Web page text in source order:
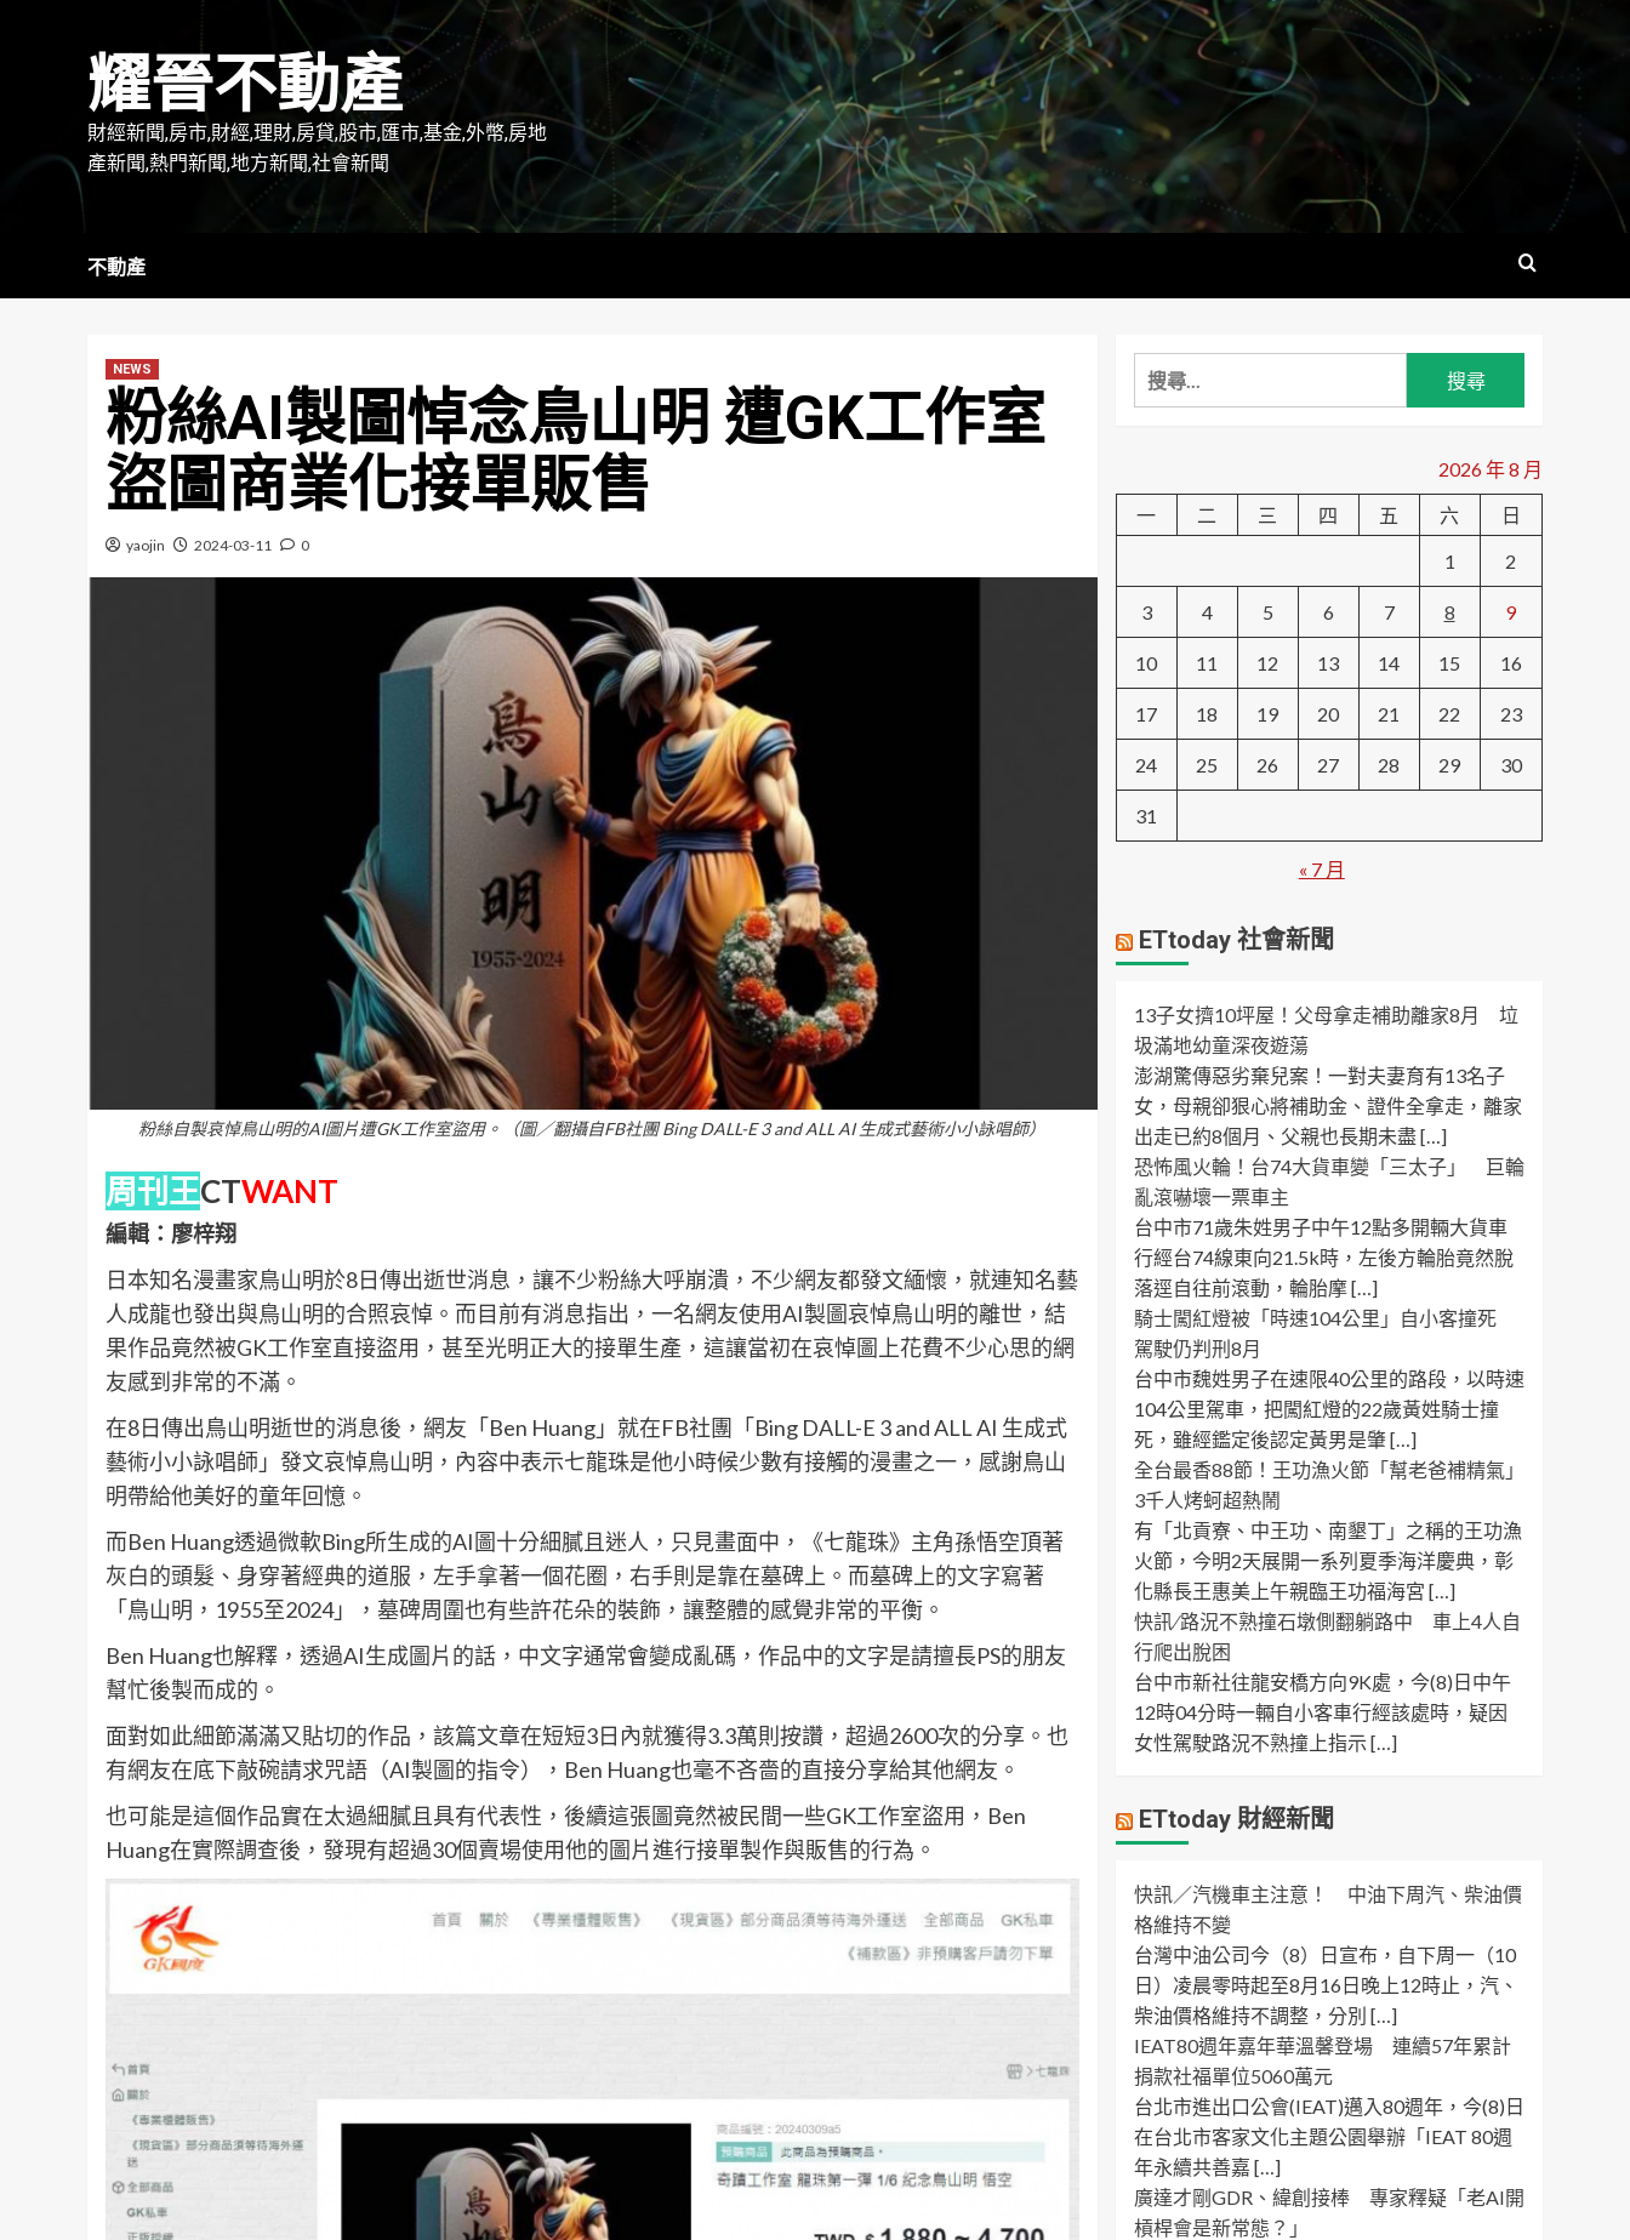
耀晉不動產
財經新聞,房市,財經,理財,房貸,股市,匯市,基金,外幣,房地
產新聞,熱門新聞,地方新聞,社會新聞
不動產
NEWS
粉絲AI製圖悼念鳥山明 遭GK工作室
盜圖商業化接單販售
yaojin 2024-03-11 0
粉絲自製哀悼鳥山明的AI圖片遭GK工作室盜用。（圖／翻攝自FB社團 Bing DALL-E 3 and ALL AI 生成式藝術小小詠唱師）
周刊王CTWANT
編輯：廖梓翔
日本知名漫畫家鳥山明於8日傳出逝世消息，讓不少粉絲大呼崩潰，不少網友都發文緬懷，就連知名藝
人成龍也發出與鳥山明的合照哀悼。而目前有消息指出，一名網友使用AI製圖哀悼鳥山明的離世，結
果作品竟然被GK工作室直接盜用，甚至光明正大的接單生產，這讓當初在哀悼圖上花費不少心思的網
友感到非常的不滿。
在8日傳出鳥山明逝世的消息後，網友「Ben Huang」就在FB社團「Bing DALL-E 3 and ALL AI 生成式
藝術小小詠唱師」發文哀悼鳥山明，內容中表示七龍珠是他小時候少數有接觸的漫畫之一，感謝鳥山
明帶給他美好的童年回憶。
而Ben Huang透過微軟Bing所生成的AI圖十分細膩且迷人，只見畫面中，《七龍珠》主角孫悟空頂著
灰白的頭髮、身穿著經典的道服，左手拿著一個花圈，右手則是靠在墓碑上。而墓碑上的文字寫著
「鳥山明，1955至2024」，墓碑周圍也有些許花朵的裝飾，讓整體的感覺非常的平衡。
Ben Huang也解釋，透過AI生成圖片的話，中文字通常會變成亂碼，作品中的文字是請擅長PS的朋友
幫忙後製而成的。
面對如此細節滿滿又貼切的作品，該篇文章在短短3日內就獲得3.3萬則按讚，超過2600次的分享。也
有網友在底下敲碗請求咒語（AI製圖的指令），Ben Huang也毫不吝嗇的直接分享給其他網友。
也可能是這個作品實在太過細膩且具有代表性，後續這張圖竟然被民間一些GK工作室盜用，Ben
Huang在實際調查後，發現有超過30個賣場使用他的圖片進行接單製作與販售的行為。
搜
尋
字:
2026 年 8 月
一
二 三 四 五 六
日
1
2
3 4 5 6 7 8 9
10 11 12 13 14 15 16
17 18 19 20 21 22 23
24 25 26 27 28 29 30
31
« 7 月
ETtoday 社會新聞
13子女擠10坪屋！父母拿走補助離家8月 垃
圾滿地幼童深夜遊蕩
澎湖驚傳惡劣棄兒案！一對夫妻育有13名子
女，母親卻狠心將補助金、證件全拿走，離家
出走已約8個月、父親也長期未盡 […]
恐怖風火輪！台74大貨車變「三太子」 巨輪
亂滾嚇壞一票車主
台中市71歲朱姓男子中午12點多開輛大貨車
行經台74線東向21.5k時，左後方輪胎竟然脫
落逕自往前滾動，輪胎摩 […]
騎士闖紅燈被「時速104公里」自小客撞死
駕駛仍判刑8月
台中市魏姓男子在速限40公里的路段，以時速
104公里駕車，把闖紅燈的22歲黃姓騎士撞
死，雖經鑑定後認定黃男是肇 […]
全台最香88節！王功漁火節「幫老爸補精氣」
3千人烤蚵超熱鬧
有「北貢寮、中王功、南墾丁」之稱的王功漁
火節，今明2天展開一系列夏季海洋慶典，彰
化縣長王惠美上午親臨王功福海宮 […]
快訊 ∕ 路況不熟撞石墩側翻躺路中 車上4人自
行爬出脫困
台中市新社往龍安橋方向9K處，今(8)日中午
12時04分時一輛自小客車行經該處時，疑因
女性駕駛路況不熟撞上指示 […]
ETtoday 財經新聞
快訊／汽機車主注意！ 中油下周汽、柴油價
格維持不變
台灣中油公司今（8）日宣布，自下周一（10
日）凌晨零時起至8月16日晚上12時止，汽、
柴油價格維持不調整，分別 […]
IEAT80週年嘉年華溫馨登場 連續57年累計
捐款社福單位5060萬元
台北市進出口公會(IEAT)邁入80週年，今(8)日
在台北市客家文化主題公園舉辦「IEAT 80週
年永續共善嘉 […]
廣達才剛GDR、緯創接棒 專家釋疑「老AI開
槓桿會是新常態？」